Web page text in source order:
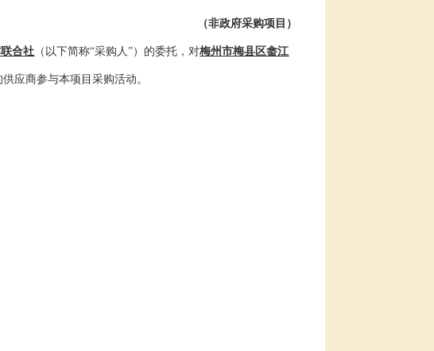
（非政府采购项目）
合社 （以下简称“采购人”）的委托，对梅州市梅县区畲江
供应商参与本项目采购活动。